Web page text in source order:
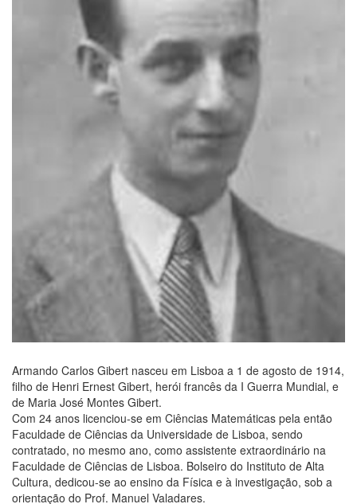
Armando Carlos Gibert nasceu em Lisboa a 1 de agosto de 1914,
filho de Henri Ernest Gibert, herói francês da I Guerra Mundial, e
de Maria José Montes Gibert.
Com 24 anos licenciou-se em Ciências Matemáticas pela então
Faculdade de Ciências da Universidade de Lisboa, sendo
contratado, no mesmo ano, como assistente extraordinário na
Faculdade de Ciências de Lisboa. Bolseiro do Instituto de Alta
Cultura, dedicou-se ao ensino da Física e à investigação, sob a
orientação do Prof. Manuel Valadares.